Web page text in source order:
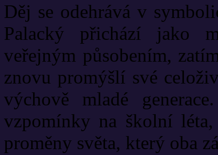
Děj se odehrává v
Palacký přichází jako
veřejným působením,
znovu promýšlí své
výchově mladé
vzpomínky na školní
proměny světa, který oba